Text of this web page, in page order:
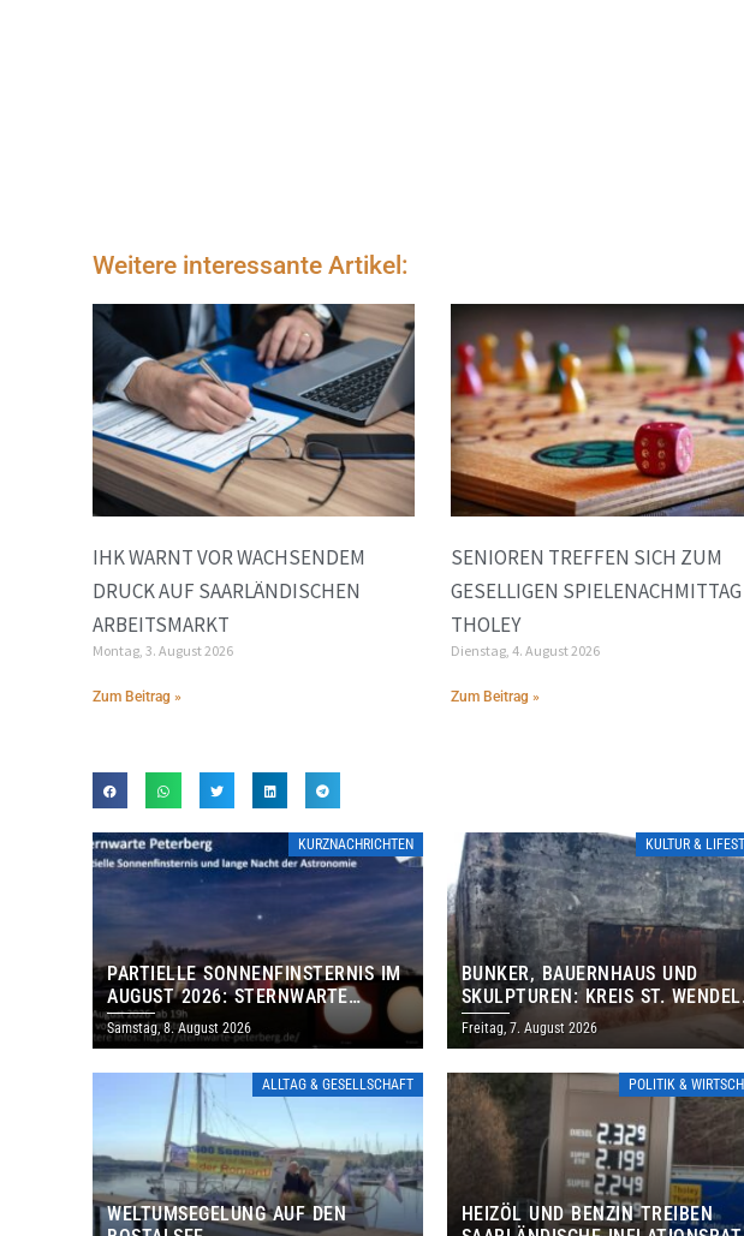
Weitere interessante Artikel:
IHK WARNT VOR WACHSENDEM
DRUCK AUF SAARLÄNDISCHEN
ARBEITSMARKT
Montag, 3. August 2026
Zum Beitrag »
SENIOREN TREFFEN SICH ZUM
GESELLIGEN
THOLEY
Dienstag, 4. August 2026
Zum Beitrag »
KURZNACHRICHTEN
PARTIELLE SONNENFINSTERNIS IM
AUGUST 2026: STERNWARTE
PETERBERG ÖFFNET KOSTENLOS
IHRE TORE
Samstag, 8. August 2026
KULTUR &
BUNKER, BAUERNHAUS UND
SKULPTUREN: KREIS ST. WENDEL
LÄDT ZUM TAG DES OFFENEN
DENKMALS EIN
Freitag, 7. August 2026
ALLTAG & GESELLSCHAFT
WELTUMSEGELUNG AUF DEN
POLITIK &
HEIZÖL UND BENZIN TREIBEN